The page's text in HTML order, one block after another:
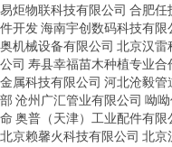
易炬物联科技有限公司 合肥任
件开发海南宇创数码科技有限
奥机械设备有限公司 北京汉雷
公司 寿县幸福苗木种植专业合
金属科技有限公司 河北沧毅管
部 沧州广汇管业有限公司 呦
命 奥普（天津）工业配件有限
北京赖馨火科技有限公司 北京